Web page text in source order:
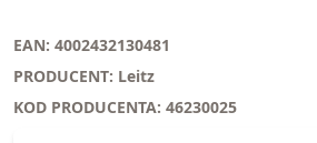
EAN: 4002432130481